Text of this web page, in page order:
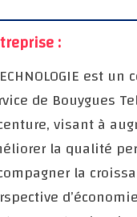
Entreprise :
BTECHNOLOGIE
service de
Accenture, visant
améliorer la
accompagner la
perspective